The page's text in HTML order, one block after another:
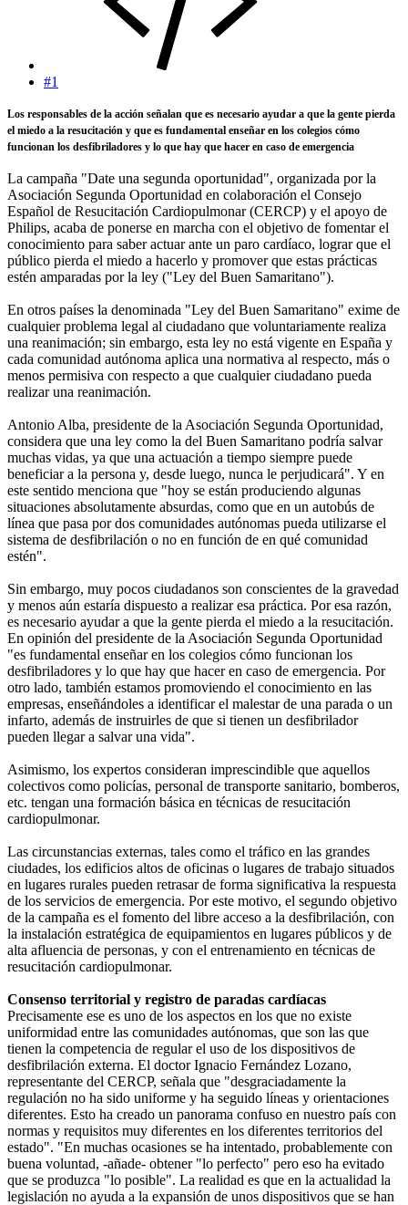
#1
Los responsables de la acción señalan que es necesario ayudar a que la gente pierda
el miedo a la resucitación y que es fundamental enseñar en los colegios cómo
funcionan los desfibriladores y lo que hay que hacer en caso de emergencia
La campaña "Date una segunda oportunidad", organizada por la
Asociación Segunda Oportunidad en colaboración el Consejo
Español de Resucitación Cardiopulmonar (CERCP) y el apoyo de
Philips, acaba de ponerse en marcha con el objetivo de fomentar el
conocimiento para saber actuar ante un paro cardíaco, lograr que el
público pierda el miedo a hacerlo y promover que estas prácticas
estén amparadas por la ley ("Ley del Buen Samaritano").
En otros países la denominada "Ley del Buen Samaritano" exime de
cualquier problema legal al ciudadano que voluntariamente realiza
una reanimación; sin embargo, esta ley no está vigente en España y
cada comunidad autónoma aplica una normativa al respecto, más o
menos permisiva con respecto a que cualquier ciudadano pueda
realizar una reanimación.
Antonio Alba, presidente de la Asociación Segunda Oportunidad,
considera que una ley como la del Buen Samaritano podría salvar
muchas vidas, ya que una actuación a tiempo siempre puede
beneficiar a la persona y, desde luego, nunca le perjudicará". Y en
este sentido menciona que "hoy se están produciendo algunas
situaciones absolutamente absurdas, como que en un autobús de
línea que pasa por dos comunidades autónomas pueda utilizarse el
sistema de desfibrilación o no en función de en qué comunidad
estén".
Sin embargo, muy pocos ciudadanos son conscientes de la gravedad
y menos aún estaría dispuesto a realizar esa práctica. Por esa razón,
es necesario ayudar a que la gente pierda el miedo a la resucitación.
En opinión del presidente de la Asociación Segunda Oportunidad
"es fundamental enseñar en los colegios cómo funcionan los
desfibriladores y lo que hay que hacer en caso de emergencia. Por
otro lado, también estamos promoviendo el conocimiento en las
empresas, enseñándoles a identificar el malestar de una parada o un
infarto, además de instruirles de que si tienen un desfibrilador
pueden llegar a salvar una vida".
Asimismo, los expertos consideran imprescindible que aquellos
colectivos como policías, personal de transporte sanitario, bomberos,
etc. tengan una formación básica en técnicas de resucitación
cardiopulmonar.
Las circunstancias externas, tales como el tráfico en las grandes
ciudades, los edificios altos de oficinas o lugares de trabajo situados
en lugares rurales pueden retrasar de forma significativa la respuesta
de los servicios de emergencia. Por este motivo, el segundo objetivo
de la campaña es el fomento del libre acceso a la desfibrilación, con
la instalación estratégica de equipamientos en lugares públicos y de
alta afluencia de personas, y con el entrenamiento en técnicas de
resucitación cardiopulmonar.
Consenso territorial y registro de paradas cardíacas
Precisamente ese es uno de los aspectos en los que no existe
uniformidad entre las comunidades autónomas, que son las que
tienen la competencia de regular el uso de los dispositivos de
desfibrilación externa. El doctor Ignacio Fernández Lozano,
representante del CERCP, señala que "desgraciadamente la
regulación no ha sido uniforme y ha seguido líneas y orientaciones
diferentes. Esto ha creado un panorama confuso en nuestro país con
normas y requisitos muy diferentes en los diferentes territorios del
estado". "En muchas ocasiones se ha intentado, probablemente con
buena voluntad, -añade- obtener "lo perfecto" pero eso ha evitado
que se produzca "lo posible". La realidad es que en la actualidad la
legislación no ayuda a la expansión de unos dispositivos que se han